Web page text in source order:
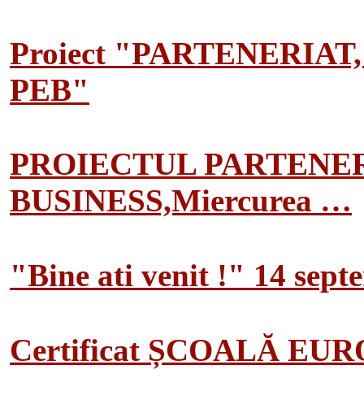
Proiect
PEB"
PROIECTUL
BUSINESS,Miercurea …
"Bine ati venit !" 14
Certificat ȘCOALĂ